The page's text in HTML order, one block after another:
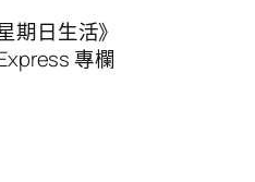
期日生活》
專欄